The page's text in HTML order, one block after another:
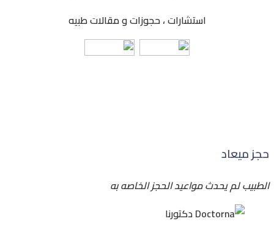
استشارات ، حجوزات و مقالات طبيه
حجز ميعاد
الطبيب لم يحدث مواعيد الحجز الخاصه به